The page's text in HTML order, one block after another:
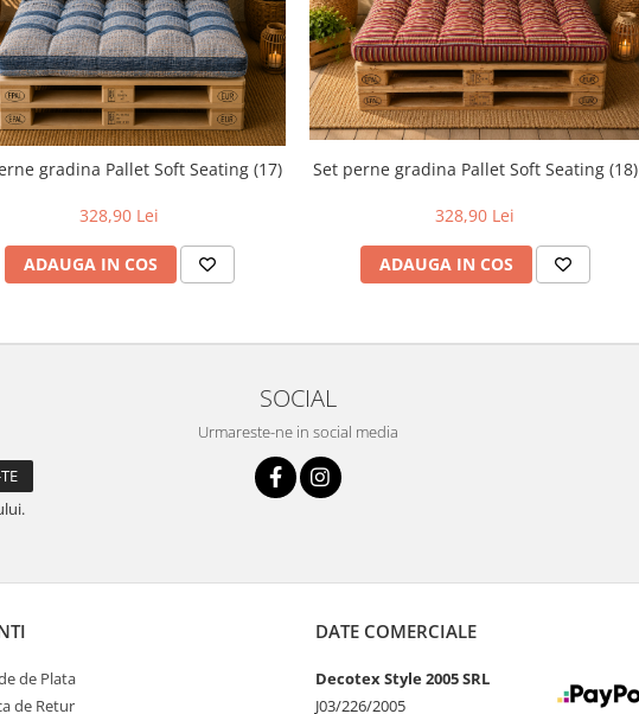
gradina Pallet Soft Seating (17)
328,90 Lei
ADAUGA IN COS
Set perne gradina Pallet Soft Seating (18)
328,90 Lei
ADAUGA IN COS
SOCIAL
Urmareste-ne in social media
de Plata
de Retur
DATE COMERCIALE
Decotex Style 2005 SRL
J03/226/2005